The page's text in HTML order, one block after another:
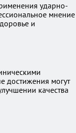
ударно-
мнение
и
достижения могут
качества